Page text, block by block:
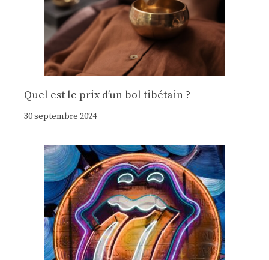
Quel est le prix d’un bol tibétain ?
30 septembre 2024